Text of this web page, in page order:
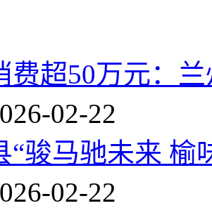
费超50万元：
02-22
“骏马驰未来
02-22